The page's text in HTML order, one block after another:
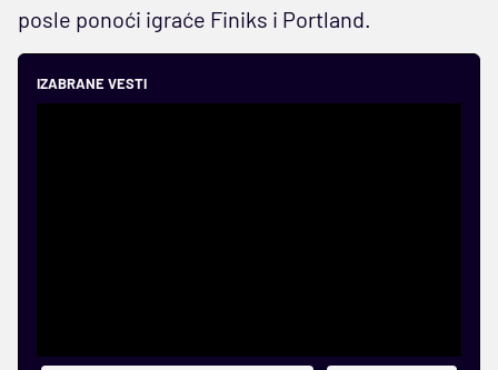
posle ponoći igraće Finiks i Portland.
IZABRANE VESTI